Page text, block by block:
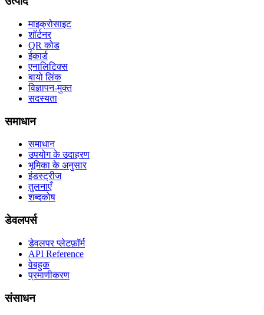
माइक्रोसाइट
शॉर्टनर
QR कोड
ईकार्ड
एनालिटिक्स
बायो लिंक
विज्ञापन-मुक्त
सदस्यता
समाधान
समाधान
उपयोग के उदाहरण
भूमिका के अनुसार
इंडस्ट्रीज
तुलनाएँ
शब्दकोष
डेवलपर्स
डेवलपर प्लेटफ़ॉर्म
API Reference
वेबहुक
प्रमाणीकरण
संसाधन